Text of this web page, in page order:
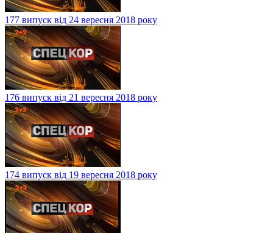
177 випуск від 24 вересня 2018 року
176 випуск від 21 вересня 2018 року
174 випуск від 19 вересня 2018 року